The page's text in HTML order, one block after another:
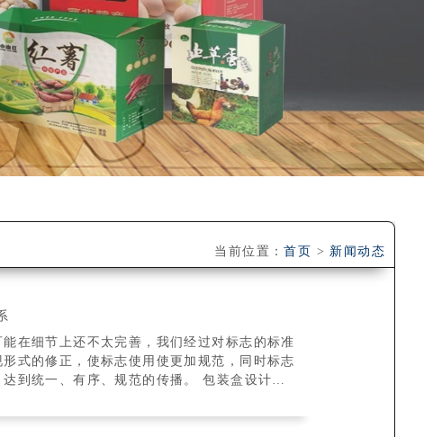
当前位置：首页 > 新闻动态
在细节上还不太完善，我们经过对标志的标准
式的修正，使标志使用使更加规范，同时标志
到统一、有序、规范的传播。 包装盒设计优